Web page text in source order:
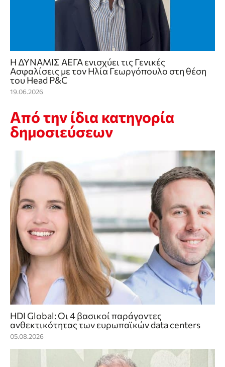
Η ΔΥΝΑΜΙΣ ΑΕΓΑ ενισχύει τις Γενικές
Ασφαλίσεις με τον Ηλία Γεωργόπουλο στη θέση
του Head P&C
19.06.2026
Από την ίδια κατηγορία
δημοσιεύσεων
HDI Global: Οι 4 βασικοί παράγοντες
ανθεκτικότητας των ευρωπαϊκών data centers
05.08.2026